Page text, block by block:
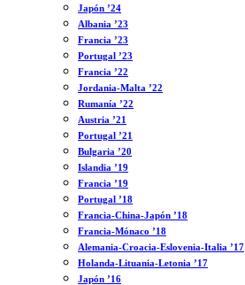
Japón ’24
Albania ’23
Francia ’23
Portugal ’23
Francia ’22
Jordania-Malta ’22
Rumanía ’22
Austria ’21
Portugal ’21
Bulgaria ’20
Islandia ’19
Francia ’19
Portugal ’18
Francia-China-Japón ’18
Francia-Mónaco ’18
Alemania-Croacia-Eslovenia-Italia ’17
Holanda-Lituania-Letonia ’17
Japón ’16